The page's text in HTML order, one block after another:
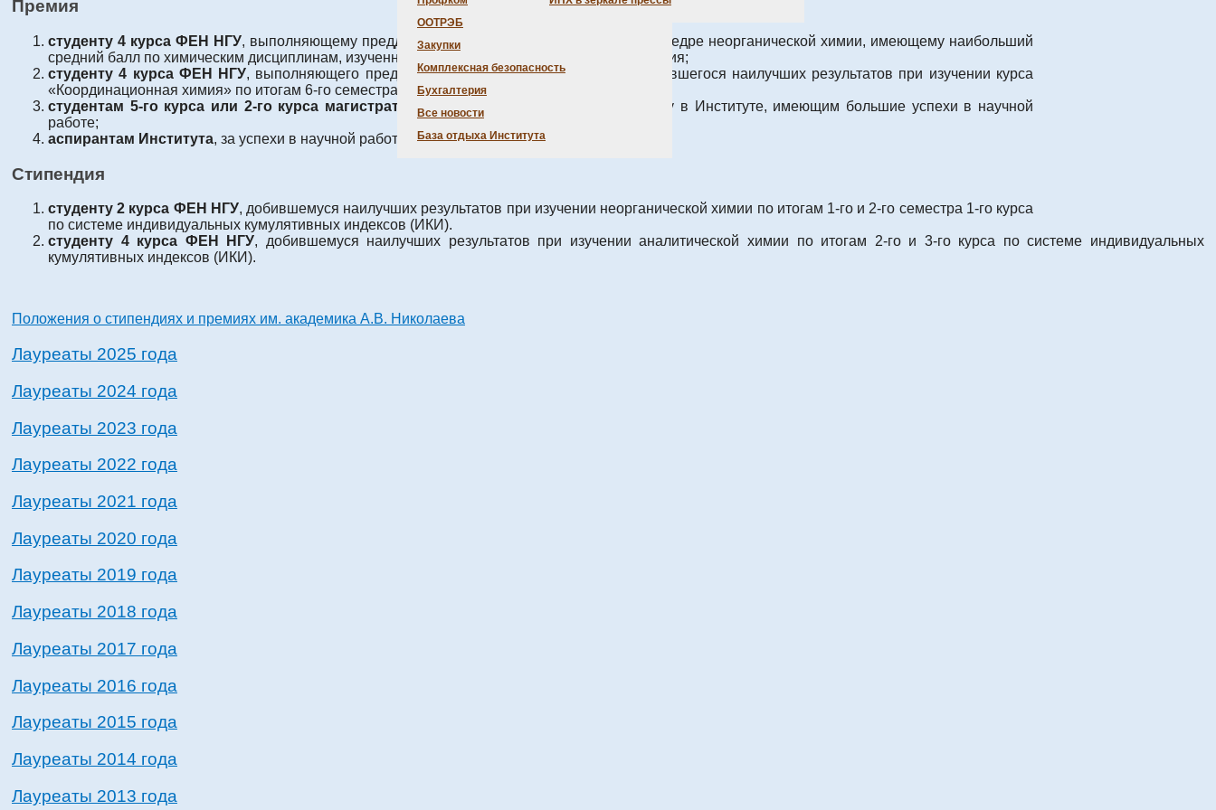
ООТРЭБ
Закупки
Комплексная безопасность
Бухгалтерия
Все новости
База отдыха Института
Премия
студенту 4 курса ФЕН НГУ, выполняющему преддипломную практику в Институте на кафедре неорганической химии, имеющему наибольший
средний балл по химическим дисциплинам, изученным в течение первых трёх годов обучения;
студенту 4 курса ФЕН НГУ, выполняющего преддипломную практику в Институте, добившегося наилучших результатов при изучении курса
«Координационная химия» по итогам 6-го семестра по системе ИКИ;
студентам 5-го курса или 2-го курса магистратуры
, выполняющим дипломную работу в Институте, имеющим большие успехи в научной
работе;
аспирантам Института, за успехи в научной работе.
Стипендия
студенту 2 курса ФЕН НГУ, добившемуся наилучших результатов при изучении неорганической химии по итогам 1-го и 2-го семестра 1-го курса
по системе индивидуальных кумулятивных индексов (ИКИ).
студенту 4 курса ФЕН НГУ, добившемуся наилучших результатов при изучении аналитической химии по итогам 2-го и 3-го курса по системе индивидуальных
кумулятивных индексов (ИКИ).
Положения о стипендиях и премиях им. академика А.В. Николаева
Лауреаты 2025 года
Лауреаты 2024 года
Лауреаты 2023 года
Лауреаты 2022 года
Лауреаты 2021 года
Лауреаты 2020 года
Лауреаты 2019 года
Лауреаты 2018 года
Лауреаты 2017 года
Лауреаты 2016 года
Лауреаты 2015 года
Лауреаты 2014 года
Лауреаты 2013 года